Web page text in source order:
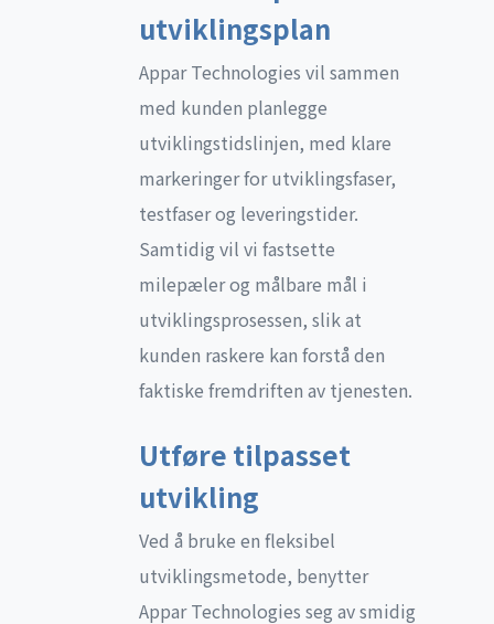
utviklingsplan
Appar Technologies vil sammen
med kunden planlegge
utviklingstidslinjen, med klare
markeringer for utviklingsfaser,
testfaser og leveringstider.
Samtidig vil vi fastsette
milepæler og målbare mål i
utviklingsprosessen, slik at
kunden raskere kan forstå den
faktiske fremdriften av tjenesten.
Utføre tilpasset
utvikling
Ved å bruke en fleksibel
utviklingsmetode, benytter
Appar Technologies seg av smidig